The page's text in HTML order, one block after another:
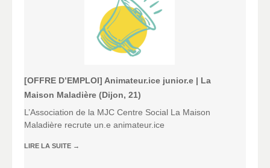
[OFFRE D’EMPLOI] Animateur.ice junior.e | La
Maison Maladière (Dijon, 21)
L’Association de la MJC Centre Social La Maison
Maladière recrute un.e animateur.ice
LIRE LA SUITE →